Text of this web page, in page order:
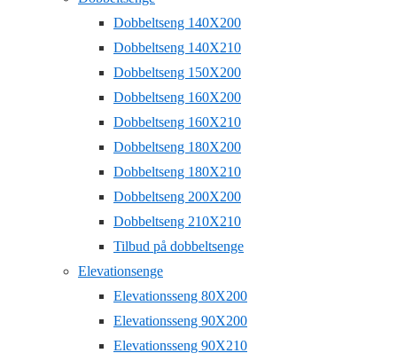
Dobbeltseng 140X200
Dobbeltseng 140X210
Dobbeltseng 150X200
Dobbeltseng 160X200
Dobbeltseng 160X210
Dobbeltseng 180X200
Dobbeltseng 180X210
Dobbeltseng 200X200
Dobbeltseng 210X210
Tilbud på dobbeltsenge
Elevationsenge
Elevationsseng 80X200
Elevationsseng 90X200
Elevationsseng 90X210